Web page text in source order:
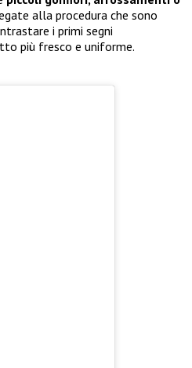
alla procedura che sono
i primi segni
più fresco e uniforme.